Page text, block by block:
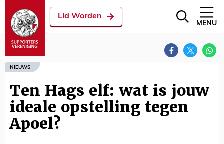
Lid Worden
MENU
NIEUWS
Ten Hags elf: wat is jouw
ideale opstelling tegen
Apoel?